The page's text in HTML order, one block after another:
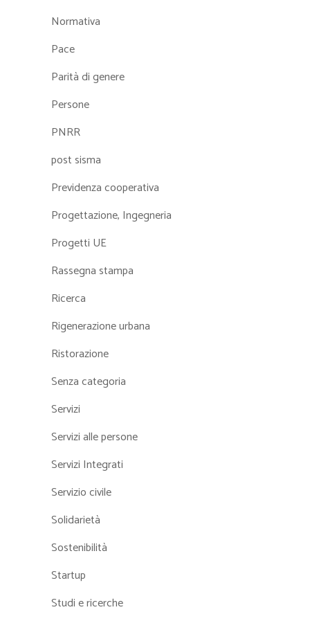
Normativa
Pace
Parità di genere
Persone
PNRR
post sisma
Previdenza cooperativa
Progettazione, Ingegneria
Progetti UE
Rassegna stampa
Ricerca
Rigenerazione urbana
Ristorazione
Senza categoria
Servizi
Servizi alle persone
Servizi Integrati
Servizio civile
Solidarietà
Sostenibilità
Startup
Studi e ricerche